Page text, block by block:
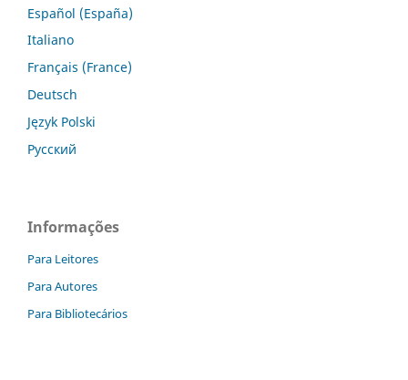
Español (España)
Italiano
Français (France)
Deutsch
Język Polski
Русский
Informações
Para Leitores
Para Autores
Para Bibliotecários